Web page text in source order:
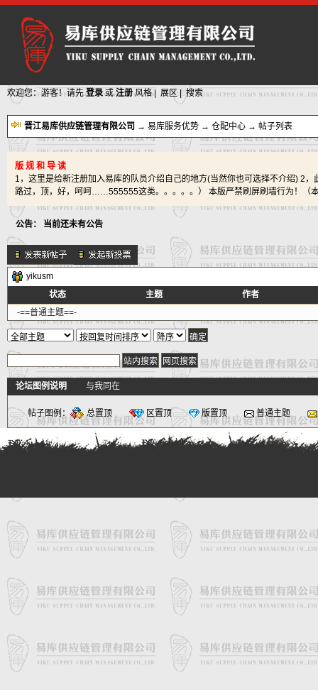
欢迎您：游客！请先登录或注册 风格 | 展区 搜索
晋江易库供应链管理有限公司 → 易库服务优势→ 仓配中心→ 帖子列表
版 规 和 导 读
1，这里是给新注册加入易库的队员介绍自己的地方(当然你也可选择不介绍) 2
路过，顶，好，呵呵……555555这类。。。。。） 本版严禁刷屏刷墙行为！（
公告： 当前还未有公告
新的主题
投票帖
交易帖
新小字报
yikusm
状态
主题
作者
-==普通主题==-
论坛图例说明 与我同在
帖子图例： 总置顶 区置顶 版置顶 普通主题